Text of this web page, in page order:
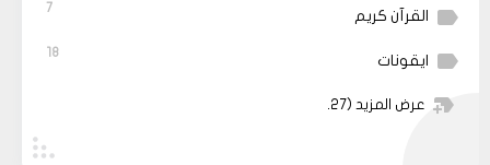
القرآن كريم 7
ايقونات 18
عرض المزيد (27)